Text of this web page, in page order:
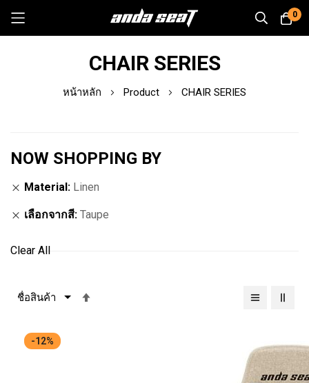
0
CHAIR SERIES
หน้าหลัก Product CHAIR SERIES
-12%
NOW SHOPPING BY
Material Linen
เลือกจากสี Taupe
Clear All